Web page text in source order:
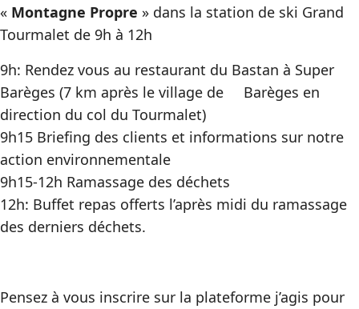
« Montagne Propre » dans la station de ski Grand
Tourmalet de 9h à 12h
9h: Rendez vous au restaurant du Bastan à Super
Barèges (7 km après le village de Barèges en
direction du col du Tourmalet)
9h15 Briefing des clients et informations sur notre
action environnementale
9h15-12h Ramassage des déchets
12h: Buffet repas offerts l’après midi du ramassage
des derniers déchets.
Pensez à vous inscrire sur la plateforme j’agis pour